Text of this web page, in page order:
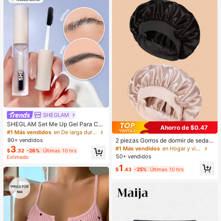
SHEGLAM
SHEGLAM Set Me Up Gel Para Cej
as Marca De Belleza CosméTica M
aquillaje Para Mujeres Y NiñAs
#1 Más vendidos
en De larga duración Cejas
90+ vendidos
$3.32 -26% Últimas 10 hrs
Estimado
Ahorro de $0.47
2 piezas Gorros de dormir de seda y
satén de lujo, unicolor, gorros elásti
cos de protección del cabello, liger
he, cuidado del cabello, ducha, ajus
te suave al cuero cabelludo, para el
#1 Más vendidos
en Hogar y vida
50+ vendidos
$1 .43 -25% Últimas 10 hrs